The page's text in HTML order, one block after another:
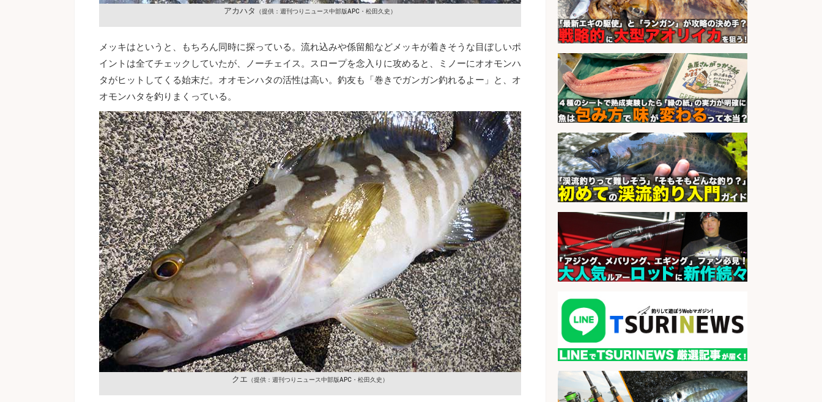
アカハタ （提供：週刊つりニュース中部版APC・松田久史）
メッキはというと、もちろん同時に探っている。流れ込みや係留船などメッキが着きそうな目ぼしいポ
イントは全てチェックしていたが、ノーチェイス。スロープを念入りに攻めると、ミノーにオオモンハ
タがヒットしてくる始末だ。オオモンハタの活性は高い。釣友も「巻きでガンガン釣れるよー」と、オ
オモンハタを釣りまくっている。
クエ （提供：週刊つりニュース中部版APC・松田久史）